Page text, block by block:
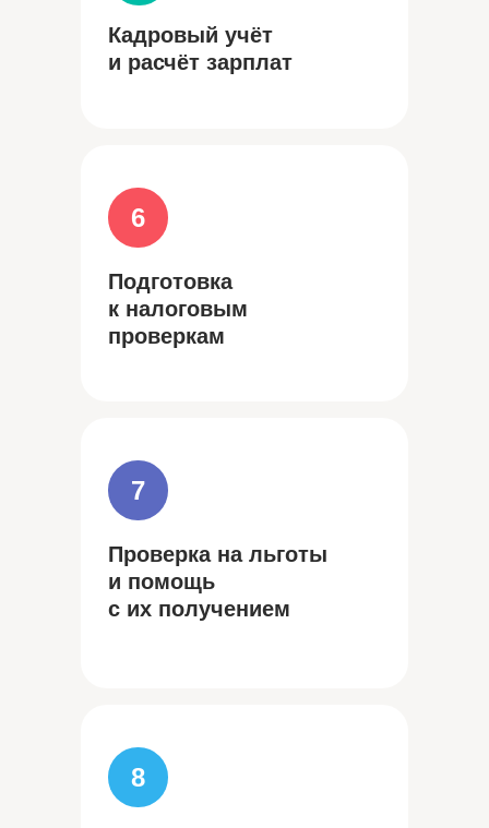
Подготовка
к налоговым
проверкам
6
8
Проверка на льготы
и помощь
с их получением
7
Кадровый учёт
и расчёт зарплат